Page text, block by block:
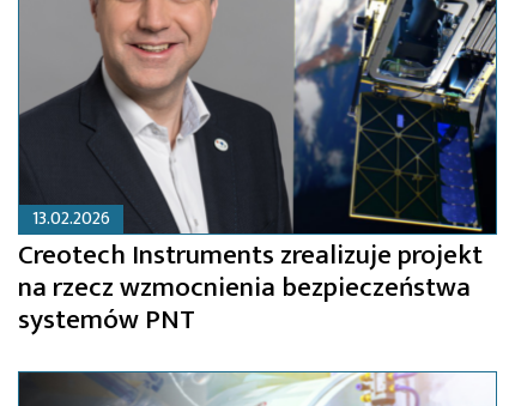
13.02.2026
Creotech Instruments zrealizuje projekt
na rzecz wzmocnienia bezpieczeństwa
systemów PNT